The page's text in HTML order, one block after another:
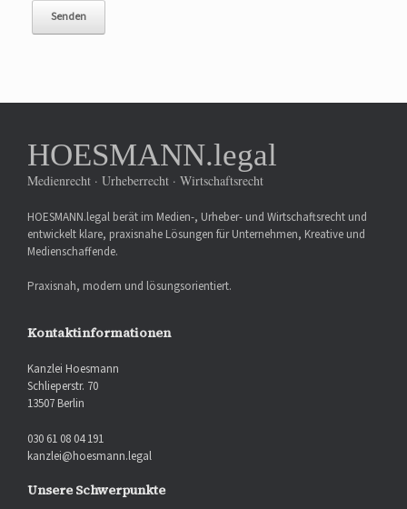
HOESMANN.legal
Medienrecht · Urheberrecht · Wirtschaftsrecht
HOESMANN.legal berät im Medien-, Urheber- und Wirtschaftsrecht und
entwickelt klare, praxisnahe Lösungen für Unternehmen, Kreative und
Medienschaffende.
Praxisnah, modern und lösungsorientiert.
Kontaktinformationen
Kanzlei Hoesmann
Schlieperstr. 70
13507 Berlin
030 61 08 04 191
kanzlei@hoesmann.legal
Unsere Schwerpunkte